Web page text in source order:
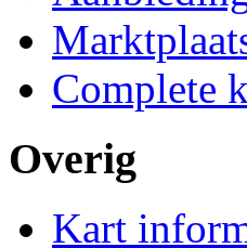
Complete
Overig
Kart